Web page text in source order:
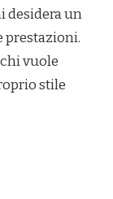
desidera un
prestazioni.
vuole
stile